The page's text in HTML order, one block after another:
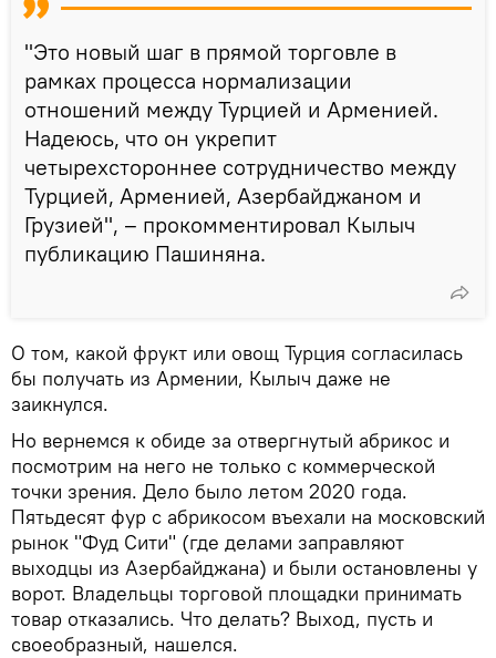
"Это новый шаг в прямой торговле в
рамках процесса нормализации
отношений между Турцией и Арменией.
Надеюсь, что он укрепит
четырехстороннее сотрудничество между
Турцией, Арменией, Азербайджаном и
Грузией", – прокомментировал Кылыч
публикацию Пашиняна.
О том, какой фрукт или овощ Турция согласилась
бы получать из Армении, Кылыч даже не
заикнулся.
Но вернемся к обиде за отвергнутый абрикос и
посмотрим на него не только с коммерческой
точки зрения. Дело было летом 2020 года.
Пятьдесят фур с абрикосом въехали на московский
рынок "Фуд Сити" (где делами заправляют
выходцы из Азербайджана) и были остановлены у
ворот. Владельцы торговой площадки принимать
товар отказались. Что делать? Выход, пусть и
своеобразный, нашелся.